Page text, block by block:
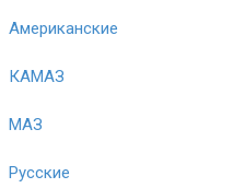
Американские
КАМАЗ
МАЗ
Русские